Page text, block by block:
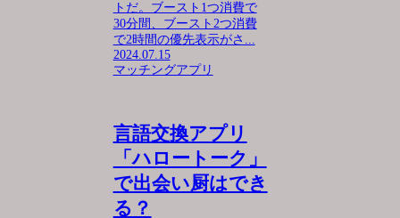
トだ。ブースト1つ消費で
30分間、ブースト2つ消費
で2時間の優先表示がさ...
2024.07.15
マッチングアプリ
言語交換アプリ
「ハロートーク」
で出会い厨はでき
る？